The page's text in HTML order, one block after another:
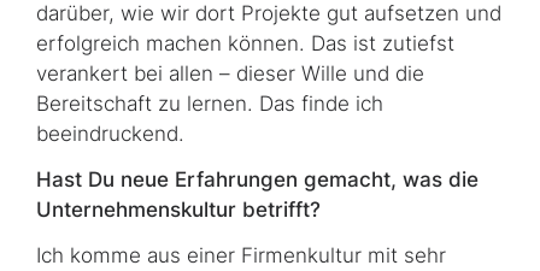
darüber, wie wir dort Projekte gut aufsetzen und
erfolgreich machen können. Das ist zutiefst
verankert bei allen – dieser Wille und die
Bereitschaft zu lernen. Das finde ich
beeindruckend.
Hast Du neue Erfahrungen gemacht, was die
Unternehmenskultur betrifft?
Ich komme aus einer Firmenkultur mit sehr